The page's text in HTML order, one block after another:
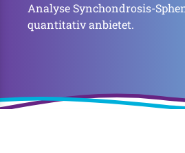
Analyse Synchondrosis-
quantitativ anbietet.